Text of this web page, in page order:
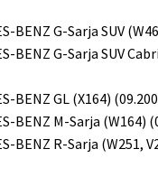
BENZ G-Sarja SUV
BENZ G-Sarja SUV
BENZ GL (X164)
BENZ M-Sarja (W164)
BENZ R-Sarja (W251,